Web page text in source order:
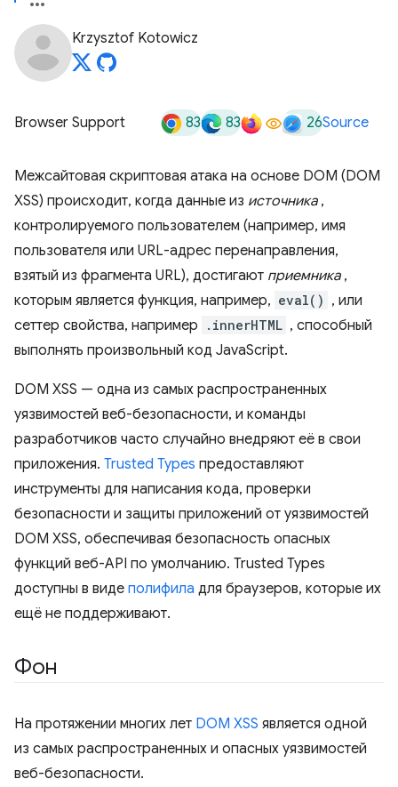
Krzysztof Kotowicz
Browser Support 83 83 26Source
Межсайтовая скриптовая атака на основе DOM (DOM
XSS) происходит, когда данные из источника,
контролируемого пользователем (например, имя
пользователя или URL-адрес перенаправления,
взятый из фрагмента URL), достигают приемника,
которым является функция, например, eval() , или
сеттер свойства, например
.innerHTML , способный
выполнять произвольный код JavaScript.
DOM XSS — одна из самых распространенных
уязвимостей веб-безопасности, и команды
разработчиков часто случайно внедряют её в свои
приложения. Trusted Types предоставляют
инструменты для написания кода, проверки
безопасности и защиты приложений от уязвимостей
DOM XSS, обеспечивая безопасность опасных
функций веб-API по умолчанию. Trusted Types
доступны в виде полифила для браузеров, которые их
ещё не поддерживают.
Фон
На протяжении многих лет DOM XSS является одной
из самых распространенных и опасных уязвимостей
веб-безопасности.